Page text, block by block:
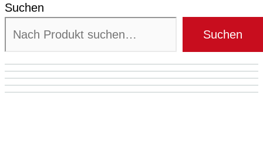
Suchen
Suchen